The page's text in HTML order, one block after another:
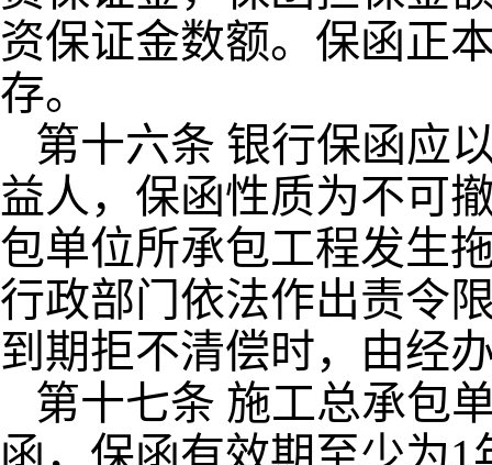
资保证金数额。保函正
存。
第十六条 银行保函应
益人，保函性质为不可
包单位所承包工程发生
行政部门依法作出责令
到期拒不清偿时，由经
第十七条 施工总承包